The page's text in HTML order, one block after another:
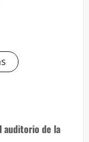
auditorio de la